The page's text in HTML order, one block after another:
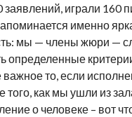
играли 160
именно
мы — члены жюри —
определенные
важное то, если
того, как мы ушли из
о человеке – вот